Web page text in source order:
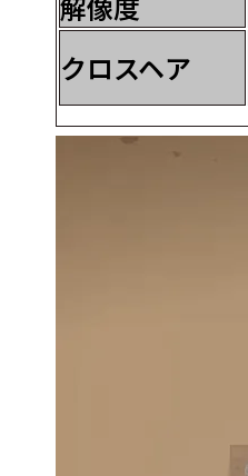
クロスヘア